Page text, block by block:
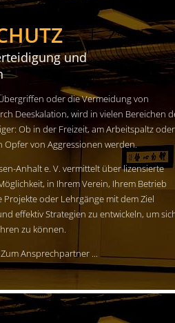
und
oder die Vermeidung von
Deeskalation, wird in vielen Bereichen
Ob in der Freizeit, am Arbeitspaltz oder
Opfer von Aggressionen werden.
Anhalt e. V. vermittelt über lizensierte
in Ihrem Verein, Ihrem Betrieb
oder Lehrgänge mit dem Ziel
effektiv Strategien zu entwickeln, um
zu können.
Zum Ansprechpartner ...